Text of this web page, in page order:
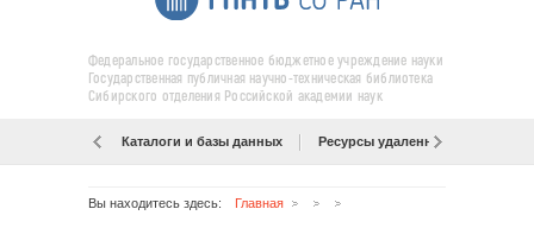
Федеральное государственное бюджетное учреждение науки
Государственная публичная научно-техническая библиотека
Сибирского отделения Российской академии наук
Каталоги и базы данных Ресурсы удаленного доступа
Вы находитесь здесь: Главная